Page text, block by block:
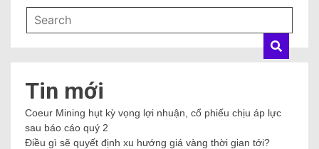
Tin mới
Coeur Mining hụt kỳ vọng lợi nhuận, cổ phiếu chịu áp lực
sau báo cáo quý 2
Điều gì sẽ quyết định xu hướng giá vàng thời gian tới?